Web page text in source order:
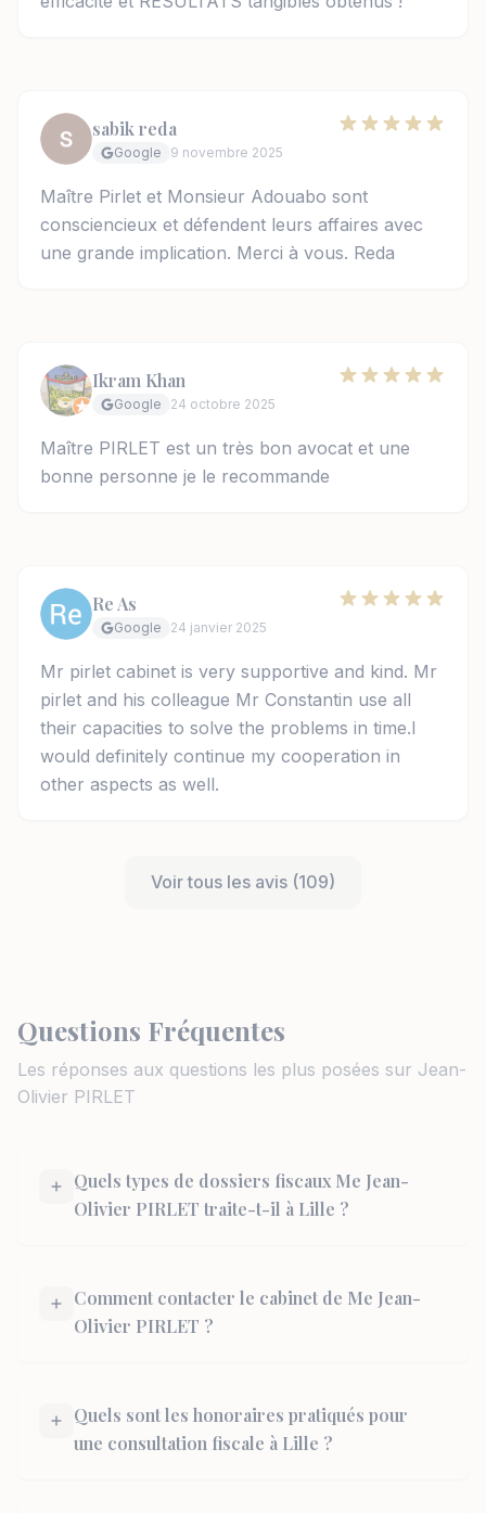
sabik reda
Google 9 novembre 2025
Maître Pirlet et Monsieur Adouabo sont
consciencieux et défendent leurs affaires avec
une grande implication. Merci à vous. Reda
Ikram Khan
Google 24 octobre 2025
Maître PIRLET est un très bon avocat et une
bonne personne je le recommande
Re As
Google 24 janvier 2025
Mr pirlet cabinet is very supportive and kind. Mr
pirlet and his colleague Mr Constantin use all
their capacities to solve the problems in time.I
would definitely continue my cooperation in
other aspects as well.
Voir tous les avis (109)
Questions Fréquentes
Les réponses aux questions les plus posées sur Jean-
Olivier PIRLET
Quels types de dossiers fiscaux Me Jean-
Olivier PIRLET traite-t-il à Lille ?
Comment contacter le cabinet de Me Jean-
Olivier PIRLET ?
Quels sont les honoraires pratiqués pour
une consultation fiscale à Lille ?